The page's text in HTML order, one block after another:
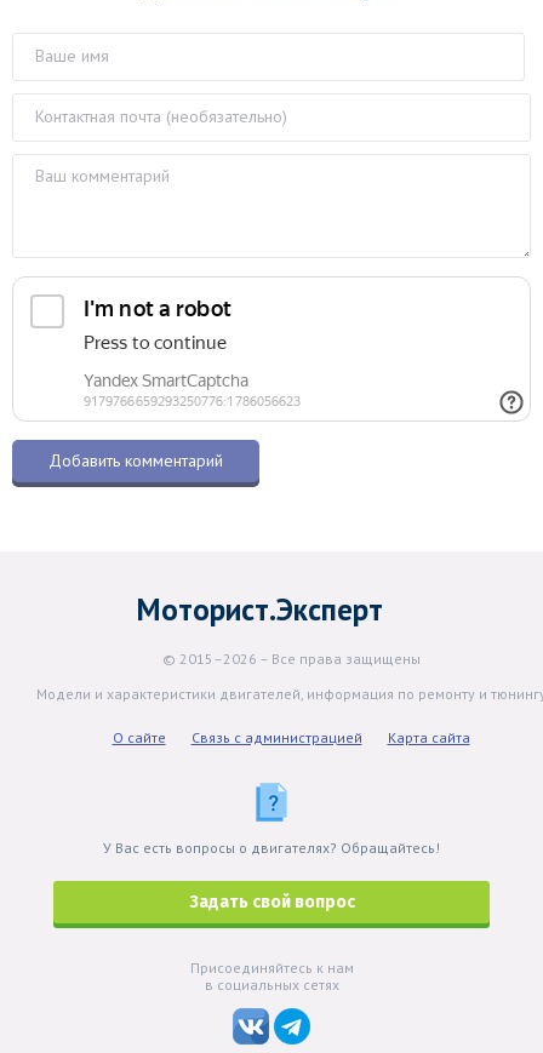
Моторист.Эксперт
© 2015–2026 – Все права защищены
Модели и характеристики двигателей, информация по ремонту и
О сайте Связь с администрацией Карта сайта
У Вас есть вопросы о двигателях? Обращайтесь!
Задать свой вопрос
Присоединяйтесь к нам
в социальных сетях